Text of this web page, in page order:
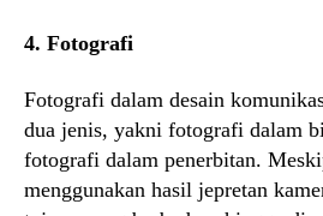
4. Fotografi
Fotografi dalam desain
dua jenis, yakni fotografi dalam
fotografi dalam penerbitan.
menggunakan hasil jepretan